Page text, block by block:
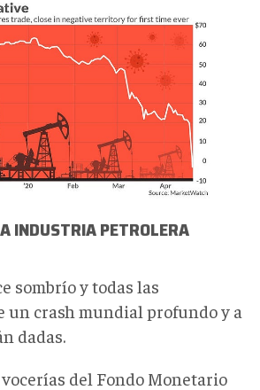
INDUSTRIA PETROLERA
sombrío y todas las
un crash mundial profundo y a
dadas.
del Fondo Monetario